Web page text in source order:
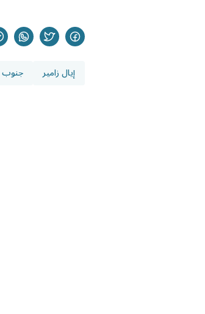
إيال زامير جنوب